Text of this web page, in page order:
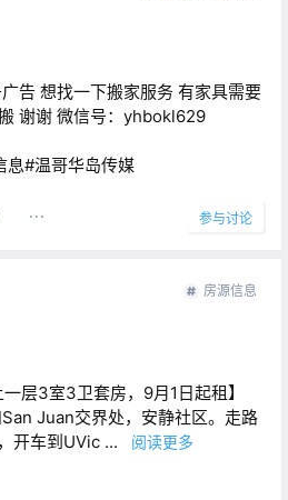
广告 想找一下搬家服务 有家具需要
谢谢 微信号：yhbokl629
息#温哥华岛传媒
参与讨论
房源信息
层3室3卫套房，9月1日起租】
Juan交界处，安静社区。走路
开车到UVic ...
阅读更多